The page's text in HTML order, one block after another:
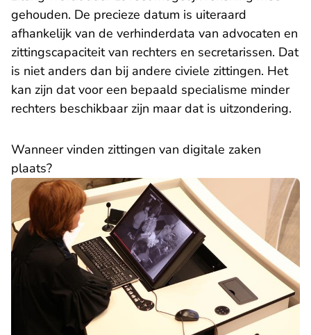
gehouden. De precieze datum is uiteraard
afhankelijk van de verhinderdata van advocaten en
zittingscapaciteit van rechters en secretarissen. Dat
is niet anders dan bij andere civiele zittingen. Het
kan zijn dat voor een bepaald specialisme minder
rechters beschikbaar zijn maar dat is uitzondering.
Wanneer vinden zittingen van digitale zaken
plaats?